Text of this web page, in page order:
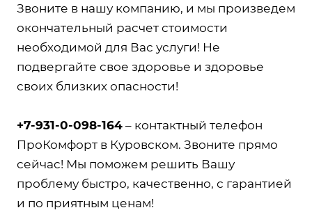
Звоните в нашу компанию, и мы произведем
окончательный расчет стоимости
необходимой для Вас услуги! Не
подвергайте свое здоровье и здоровье
своих близких опасности!
+7-931-0-098-164 – контактный телефон
ПроКомфорт в Куровском. Звоните прямо
сейчас! Мы поможем решить Вашу
проблему быстро, качественно, с гарантией
и по приятным ценам!